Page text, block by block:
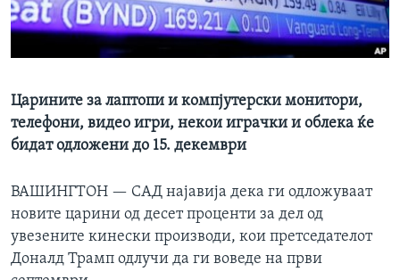
ИНТЕРВЈУА
Јазици
Царините за лаптопи и компјутерски монитори,
телефони, видео игри, некои играчки и облека ќе
бидат одложени до 15. декември
ВАШИНГТОН — САД најавија дека ги одложуваат
новите царини од десет проценти за дел од
увезените кинески производи, кои претседателот
Доналд Трамп одлучи да ги воведе на први